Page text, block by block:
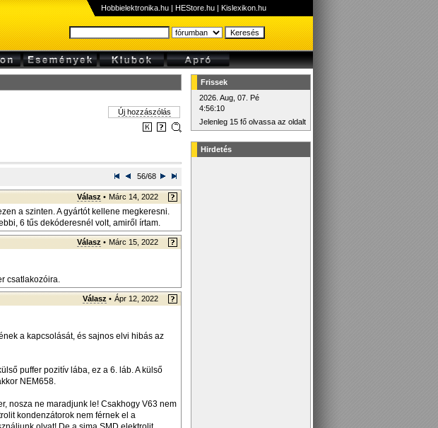
Hobbielektronika.hu | HEStore.hu | Kislexikon.hu
Új hozzászólás
56/68
Válasz • Márc 14, 2022
a szinten. A gyártót kellene megkeresni.
6 tűs dekóderesnél volt, amiről írtam.
Válasz • Márc 15, 2022
csatlakozóira.
Válasz • Ápr 12, 2022
a kapcsolását, és sajnos elvi hibás az
puffer pozitív lába, ez a 6. láb. A külső
NEM658.
nosza ne maradjunk le! Csakhogy V63 nem
kondenzátorok nem férnek el a
Frissek
2026. Aug, 07. Pé
4:56:10
Jelenleg 15 fő olvassa az oldalt
Hirdetés